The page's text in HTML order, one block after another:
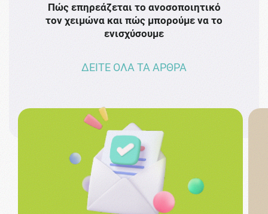
Πώς επηρεάζεται το ανοσοποιητικό
τον χειμώνα και πώς μπορούμε να το
ενισχύσουμε
ΔΕΙΤΕ ΟΛΑ ΤΑ ΑΡΘΡΑ